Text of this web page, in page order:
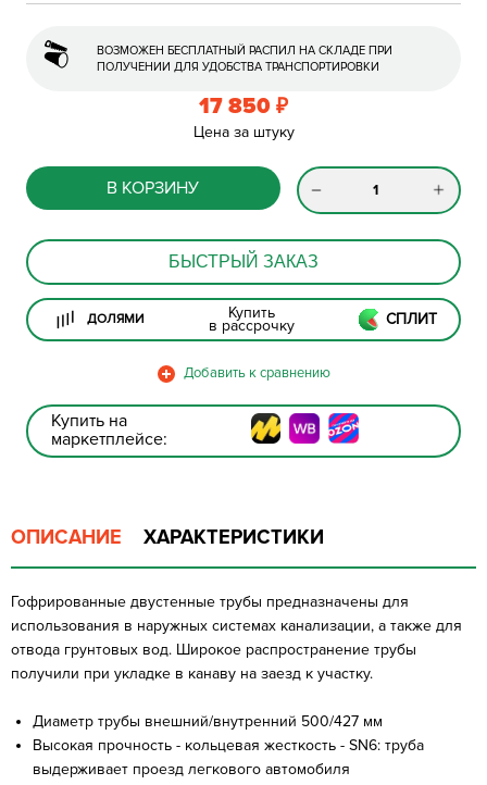
ВОЗМОЖЕН БЕСПЛАТНЫЙ РАСПИЛ НА СКЛАДЕ ПРИ
ПОЛУЧЕНИИ ДЛЯ УДОБСТВА ТРАНСПОРТИРОВКИ
17 850 ₽
Цена за штуку
В КОРЗИНУ
БЫСТРЫЙ ЗАКАЗ
ДОЛЯМИ Купить
в рассрочку СПЛИТ
Купить на
маркетплейсе:
ОПИСАНИЕ ХАРАКТЕРИСТИКИ
Гофрированные двустенные трубы предназначены для
использования в наружных системах канализации, а также для
отвода грунтовых вод. Широкое распространение трубы
получили при укладке в канаву на заезд к участку.
Диаметр трубы внешний/внутренний 500/427 мм
Высокая прочность - кольцевая жесткость - SN6: труба
выдерживает проезд легкового автомобиля